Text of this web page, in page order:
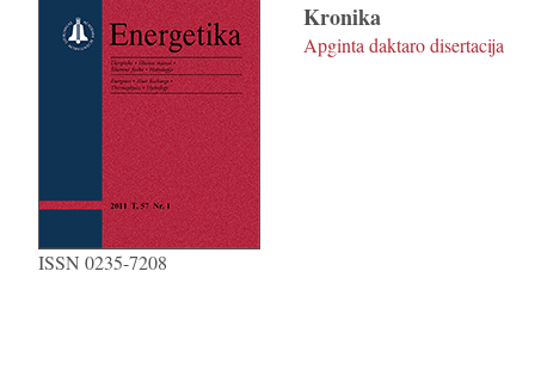
ISSN 0235-7208
Kronika
Apginta daktaro disertacija